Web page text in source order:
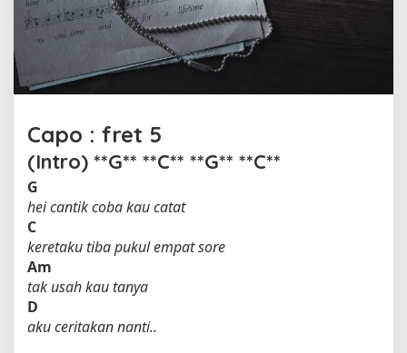
g
j
o
e
A
t
a
f
a
Capo : fret 5
(Intro) **G** **C** **G** **C**
G
hei cantik coba kau catat
C
keretaku tiba pukul empat sore
Am
tak usah kau tanya
D
aku ceritakan nanti..